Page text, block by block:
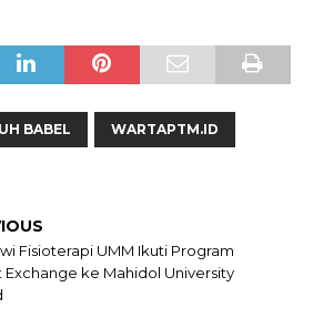
BABEL WARTAPTM.ID
Fisioterapi UMM Ikuti Program
Exchange ke Mahidol University